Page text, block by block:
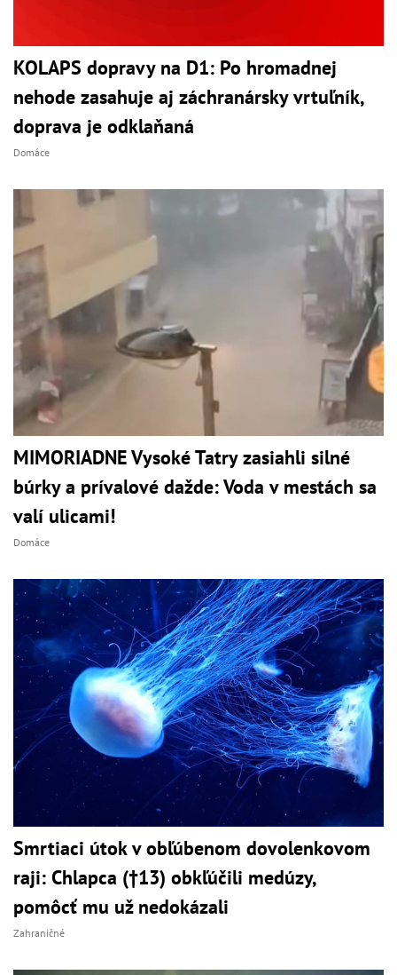
KOLAPS dopravy na D1: Po hromadnej
nehode zasahuje aj záchranársky vrtuľník,
doprava je odklaňaná
Domáce
MIMORIADNE Vysoké Tatry zasiahli silné
búrky a prívalové dažde: Voda v mestách sa
valí ulicami!
Domáce
Smrtiaci útok v obľúbenom dovolenkovom
raji: Chlapca (†13) obkľúčili medúzy,
pomôcť mu už nedokázali
Zahraničné